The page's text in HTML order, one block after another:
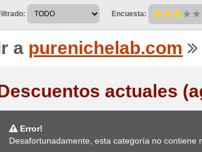
Encuesta:
a purenichelab.com
actuales
Error!
Desafortunadamente, esta categoría no contiene